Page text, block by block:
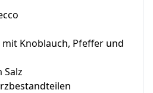
Knoblauch, Pfeffer und